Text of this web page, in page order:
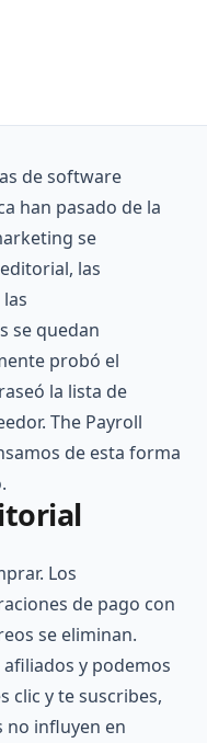
de software
han pasado de la
se
las
se quedan
probó el
la lista de
The Payroll
de esta forma
Los
de pago con
se eliminan.
y podemos
clic y te suscribes,
no influyen en